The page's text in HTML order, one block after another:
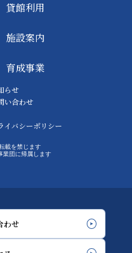
貸館利用
施設案内
育成事業
らせ
い合わせ
イバシーポリシー
載を禁じます
業団に帰属します
わせ